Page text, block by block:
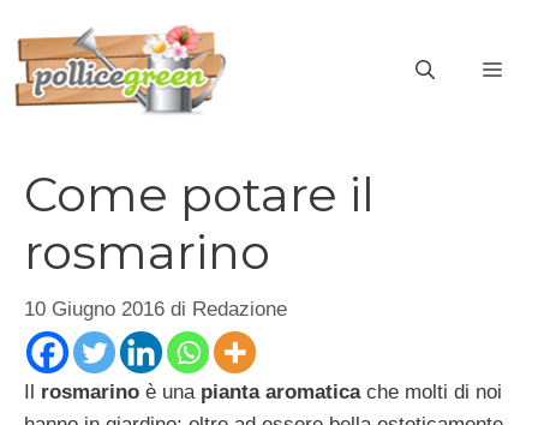
contenuto
Come potare il
rosmarino
10 Giugno 2016 di Redazione
Il rosmarino è una pianta aromaticache molti di noi